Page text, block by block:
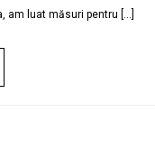
am luat măsuri pentru […]